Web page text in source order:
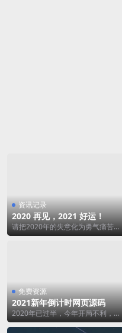
资讯记录
2020 再见，2021 好运！
请把2020年的失意化为勇气痛苦转
为力量，哀伤变成勇闯困扰融成决
免费资源
2021新年倒计时网页源码
2020年已过半，今年开局不利，奉
上2021新年倒计时网页源码。